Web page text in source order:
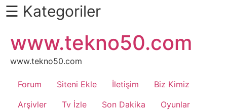
Daha
Fazlası
İçin
Kaydır
Android
☰ Kategoriler
atla
www.tekno50.com
www.tekno50.com
Forum Siteni Ekle İletişim
Biz Kimiz
Arşivler
Tv İzle Son Dakika
Oyunlar